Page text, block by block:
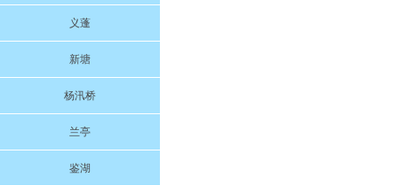
义蓬
新塘
杨汛桥
兰亭
鉴湖